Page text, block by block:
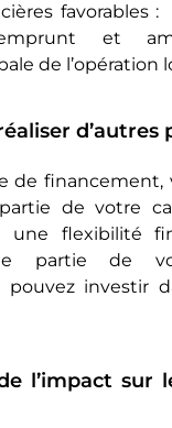
favorables
et
de l’opération
d’autres
de financement,
de votre
une flexibilité
partie de
pouvez investir
l’impact sur